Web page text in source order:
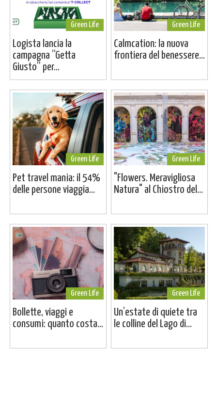
Green Life
Logista lancia la
campagna “Getta
Giusto” per...
Green Life
Calmcation: la nuova
frontiera del benessere...
Green Life
Pet travel mania: il 54%
delle persone viaggia...
Green Life
"Flowers. Meravigliosa
Natura" al Chiostro del...
Green Life
Bollette, viaggi e
consumi: quanto costa...
Green Life
Un’estate di quiete tra
le colline del Lago di...